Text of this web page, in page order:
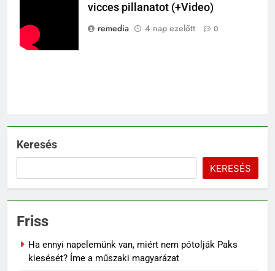
vicces pillanatot (+Video)
remedia
4 nap ezelőtt 0
Keresés
KERESÉS
Friss
Ha ennyi napelemünk van, miért nem pótolják Paks
kiesését? Íme a műszaki magyarázat